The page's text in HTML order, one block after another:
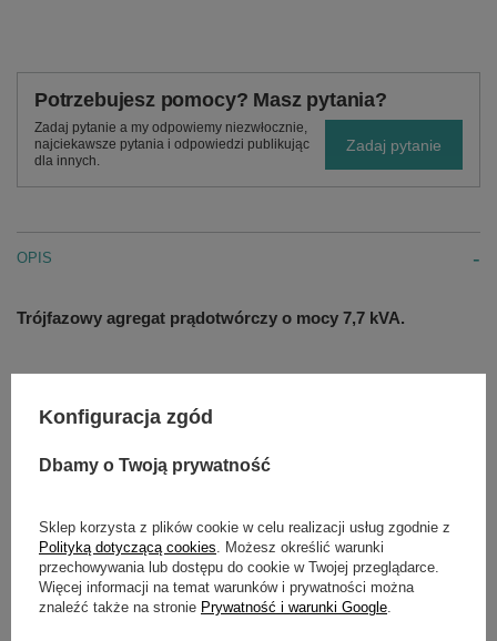
Potrzebujesz pomocy? Masz pytania?
Zadaj pytanie a my odpowiemy niezwłocznie,
najciekawsze pytania i odpowiedzi publikując
dla innych.
Zadaj pytanie
OPIS
Trójfazowy agregat prądotwórczy o mocy 7,7 kVA.
Charakterystyka
Niski poziom zakłóceń THD ≤ 4 %
Stopień ochrony prądnicy IP 23
Wyposażenie standardowe
Gniazdo 400 V 16 A
Konfiguracja zgód
Dbamy o Twoją prywatność
Sklep korzysta z plików cookie w celu realizacji usług zgodnie z
Polityką dotyczącą cookies . Możesz określić warunki
przechowywania lub dostępu do cookie w Twojej przeglądarce.
Więcej informacji na temat warunków i prywatności można
znaleźć także na stronie Prywatność i warunki Google